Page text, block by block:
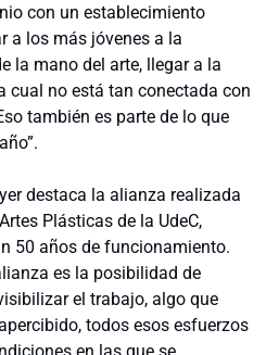
con un establecimiento
a los más jóvenes a la
la mano del arte, llegar a la
cual no está tan conectada con
también es parte de lo que
destaca la alianza realizada
Plásticas de la UdeC,
50 años de funcionamiento.
es la posibilidad de
el trabajo, algo que
todos esos esfuerzos
en las que se